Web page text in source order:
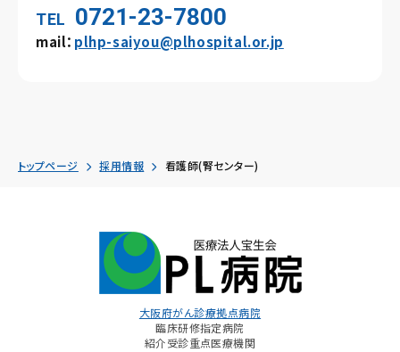
TEL 0721-23-7800
mail： plhp-saiyou@plhospital.or.jp
トップページ 採用情報 看護師(腎センター)
大阪府がん診療拠点病院
臨床研修指定病院
紹介受診重点医療機関